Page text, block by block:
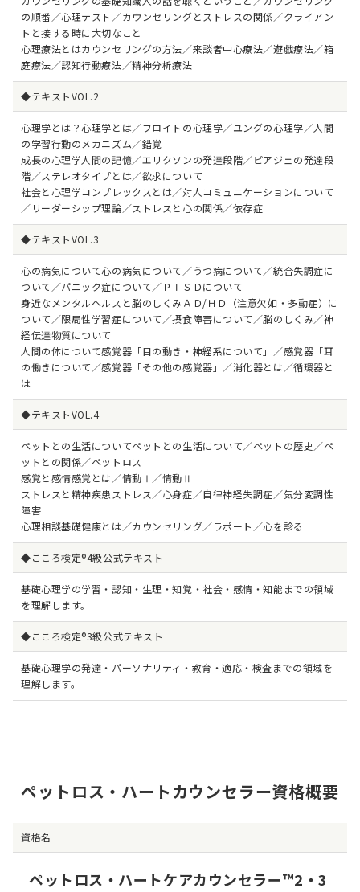
の順番／心理テスト／カウンセリングとストレスの関係／クライアン
トと接する時に大切なこと
心理療法とはカウンセリングの方法／来談者中心療法／遊戯療法／箱
庭療法／認知行動療法／精神分析療法
◆テキストVOL.2
心理学とは？心理学とは／フロイトの心理学／ユングの心理学／人間
の学習行動のメカニズム／錯覚
成長の心理学人間の記憶／エリクソンの発達段階／ピアジェの発達段
階／ステレオタイプとは／欲求について
社会と心理学コンプレックスとは／対人コミュニケーションについて
／リーダーシップ理論／ストレスと心の関係／依存症
◆テキストVOL.3
心の病気について心の病気について／うつ病について／統合失調症に
ついて／パニック症について／ＰＴＳＤについて
身近なメンタルヘルスと脳のしくみＡＤ/ＨＤ（注意欠如・多動症）に
ついて／限局性学習症について／摂食障害について／脳のしくみ／神
経伝達物質について
人間の体について感覚器「目の動き・神経系について」／感覚器「耳
の働きについて／感覚器「その他の感覚器」／消化器とは／循環器と
は
◆テキストVOL.4
ペットとの生活についてペットとの生活について／ペットの歴史／ペ
ットとの関係／ペットロス
感覚と感情感覚とは／情動Ⅰ／情動Ⅱ
ストレスと精神疾患ストレス／心身症／自律神経失調症／気分変調性
障害
心理相談基礎健康とは／カウンセリング／ラポート／心を診る
◆こころ検定®4級公式テキスト
基礎心理学の学習・認知・生理・知覚・社会・感情・知能までの領域
を理解します。
◆こころ検定®3級公式テキスト
基礎心理学の発達・パーソナリティ・教育・適応・検査までの領域を
理解します。
ペットロス・ハートカウンセラー資格概要
資格名
ペットロス・ハートケアカウンセラー™2・3